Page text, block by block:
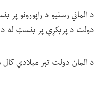
دولت د پرېکړې پر بنسټ له
د المان دولت تېر میلادي کال هم ۲۸ افغان وګړي، چې د دغه دولت له خوا «مجرم» پېژندل شوي وو، افغانستان